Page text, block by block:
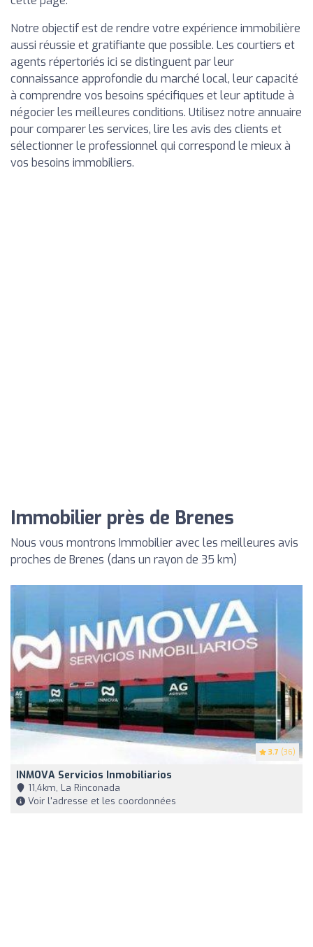
Notre objectif est de rendre votre expérience immobilière
aussi réussie et gratifiante que possible. Les courtiers et
agents répertoriés ici se distinguent par leur
connaissance approfondie du marché local, leur capacité
à comprendre vos besoins spécifiques et leur aptitude à
négocier les meilleures conditions. Utilisez notre annuaire
pour comparer les services, lire les avis des clients et
sélectionner le professionnel qui correspond le mieux à
vos besoins immobiliers.
Immobilier près de Brenes
Nous vous montrons Immobilier avec les meilleures avis
proches de Brenes (dans un rayon de 35 km)
3.7 (36)
INMOVA Servicios Inmobiliarios
11,4km, La Rinconada
Voir l'adresse et les coordonnées